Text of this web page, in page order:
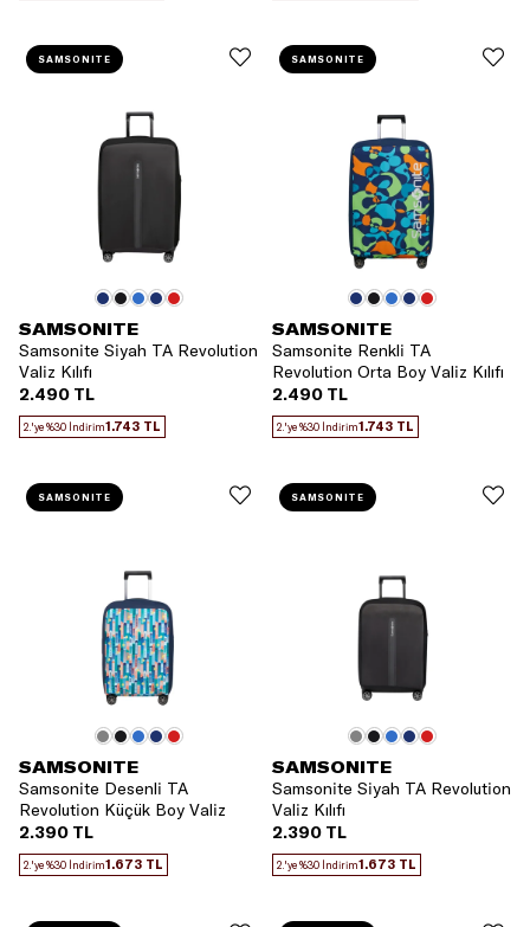
SAMSONITE
Samsonite Siyah TA Revolution
Valiz Kılıfı
2.490 TL
2.'ye %30 İndirim1.743 TL
SAMSONITE
SAMSONITE
Samsonite Renkli TA
Revolution Orta Boy Valiz Kılıfı
2.490 TL
2.'ye %30 İndirim1.743 TL
SAMSONITE
SAMSONITE
Samsonite Desenli TA
Revolution Küçük Boy Valiz
Kılıfı
2.390 TL
2.'ye %30 İndirim1.673 TL
SAMSONITE
SAMSONITE
Samsonite Siyah TA Revolution
Valiz Kılıfı
2.390 TL
2.'ye %30 İndirim1.673 TL
SAMSONITE